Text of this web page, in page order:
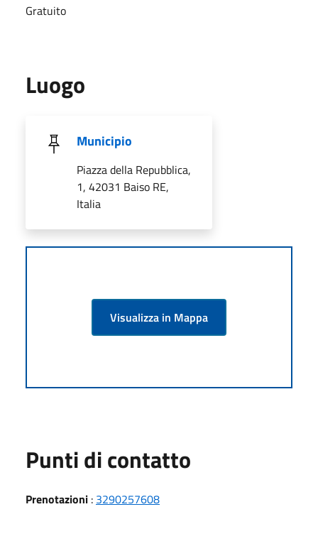
Gratuito
Luogo
Municipio
Piazza della Repubblica,
1, 42031 Baiso RE,
Italia
Visualizza in Mappa
Punti di contatto
Prenotazioni : 3290257608